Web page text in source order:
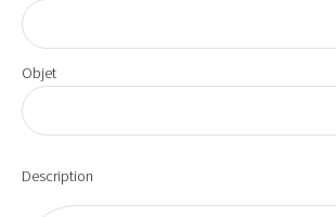
Objet
Description